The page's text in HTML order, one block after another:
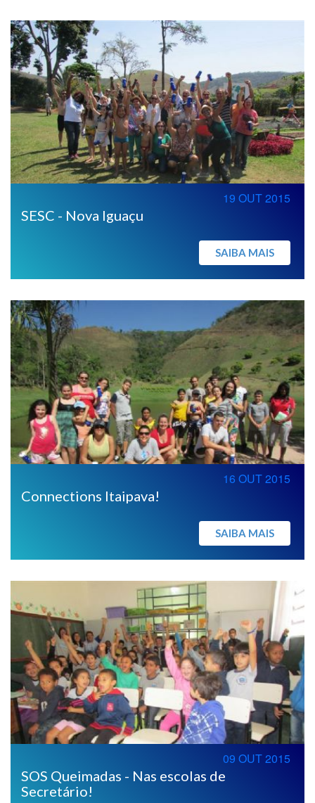
SESC - Nova Iguaçu
19 OUT 2015
SAIBA MAIS
Connections Itaipava!
16 OUT 2015
SAIBA MAIS
SOS Queimadas - Nas escolas de
Secretário!
09 OUT 2015